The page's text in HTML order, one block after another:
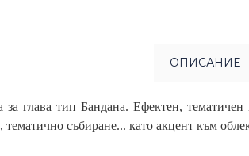
ОПИСАНИЕ
глава тип Бандана. Ефектен,
събиране... като акцент към